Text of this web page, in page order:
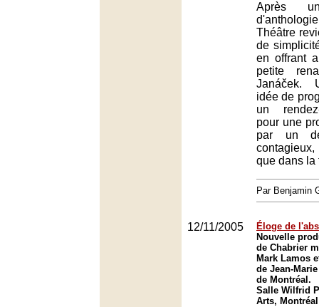
Après
Théâtre
de
en offrant
petite
Janáček.
idée de
un
pour une
par un
que dans la
Par Benjamin
12/11/2005
Éloge de
Nouvelle
de Chabrier
Mark Lamos
de Jean-
de Montréal.
Salle Wilfrid
Arts, Montréal